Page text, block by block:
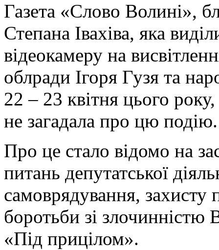
Газета «Слово Волині»,
Степана Івахіва, яка
відеокамеру на
облради Ігоря Гузя та
22 – 23 квітня цього
не загадала про цю подію.
Про це стало відомо на
питань депутатської
самоврядування, захисту
боротьби зі злочинністю
«Під прицілом».